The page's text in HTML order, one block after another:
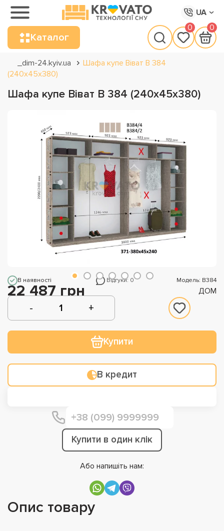
UA
Каталог
0 0
_dim-24.kyiv.ua
Шафа купе Віват В 384
(240х45х380)
Шафа купе Віват В 384 (240х45х380)
В наявності Відгуки: 0 Модель: В384
22 487 грн ДОМ
Купити
В кредит
Купити в один клік
Або напишіть нам:
Опис товару